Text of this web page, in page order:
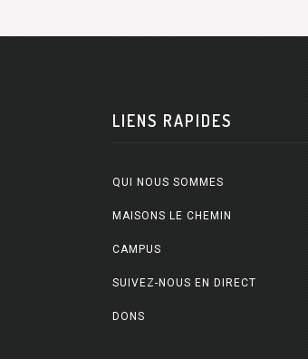
LIENS RAPIDES
QUI NOUS SOMMES
MAISONS LE CHEMIN
CAMPUS
SUIVEZ-NOUS EN DIRECT
DONS